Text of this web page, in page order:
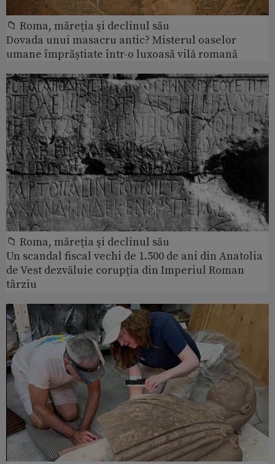
📁 Roma, măreţia şi declinul său
Dovada unui masacru antic? Misterul oaselor
umane împrăștiate într-o luxoasă vilă romană
📁 Roma, măreţia şi declinul său
Un scandal fiscal vechi de 1.500 de ani din Anatolia
de Vest dezvăluie corupția din Imperiul Roman
târziu